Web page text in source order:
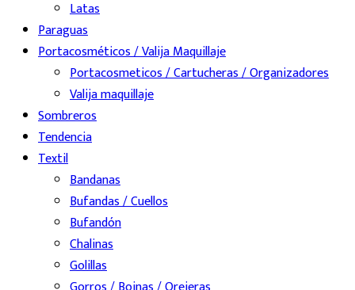
Latas
Paraguas
Portacosméticos / Valija Maquillaje
Portacosmeticos / Cartucheras / Organizadores
Valija maquillaje
Sombreros
Tendencia
Textil
Bandanas
Bufandas / Cuellos
Bufandón
Chalinas
Golillas